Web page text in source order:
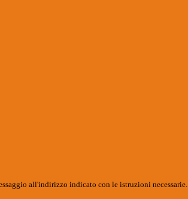
all'indirizzo indicato con le istruzioni necessarie.